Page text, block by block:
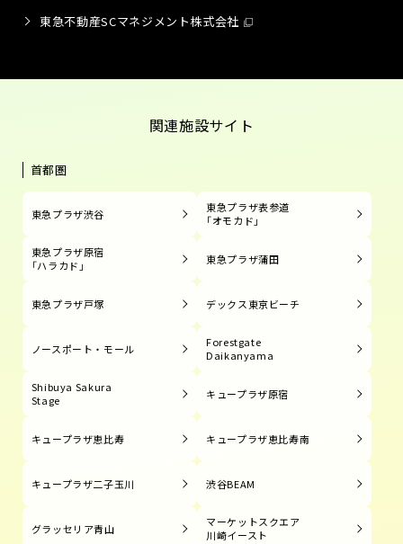
東急不動産SCマネジメント株式会社
関連施設サイト
首都圏
東急プラザ渋谷
東急プラザ表参道
「オモカド」
東急プラザ原宿
「ハラカド」
東急プラザ蒲田
東急プラザ戸塚 デックス東京ビーチ
ノースポート・モール
Forestgate
Daikanyama
Shibuya Sakura
Stage
キュープラザ原宿
キュープラザ恵比寿 キュープラザ恵比寿南
キュープラザ二子玉川 渋谷BEAM
グラッセリア青山
マーケットスクエア
川崎イースト